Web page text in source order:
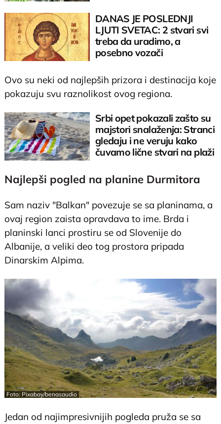
DANAS JE POSLEDNJI
LJUTI SVETAC: 2 stvari svi
treba da uradimo, a
posebno vozači
Ovo su neki od najlepših prizora i destinacija koje
pokazuju svu raznolikost ovog regiona.
Srbi opet pokazali zašto su
majstori snalaženja: Stranci
gledaju i ne veruju kako
čuvamo lične stvari na plaži
Najlepši pogled na planine Durmitora
Sam naziv "Balkan" povezuje se sa planinama, a
ovaj region zaista opravdava to ime. Brda i
planinski lanci prostiru se od Slovenije do
Albanije, a veliki deo tog prostora pripada
Dinarskim Alpima.
Foto: Pixabay/benasaudio
Jedan od najimpresivnijih pogleda pruža se sa